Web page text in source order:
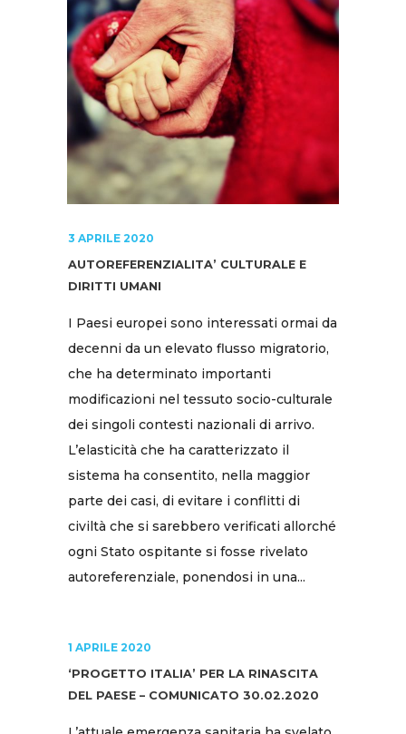
3 APRILE 2020
AUTOREFERENZIALITA’ CULTURALE E
DIRITTI UMANI
I Paesi europei sono interessati ormai da
decenni da un elevato flusso migratorio,
che ha determinato importanti
modificazioni nel tessuto socio-culturale
dei singoli contesti nazionali di arrivo.
L’elasticità che ha caratterizzato il
sistema ha consentito, nella maggior
parte dei casi, di evitare i conflitti di
civiltà che si sarebbero verificati allorché
ogni Stato ospitante si fosse rivelato
autoreferenziale, ponendosi in una...
1 APRILE 2020
‘PROGETTO ITALIA’ PER LA RINASCITA
DEL PAESE – COMUNICATO 30.02.2020